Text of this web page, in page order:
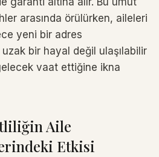
arasında örülürken, aileleri
yeni bir adres
uzak bir hayal değil ulaşılabilir
vaat ettiğine ikna
Aile
Etkisi